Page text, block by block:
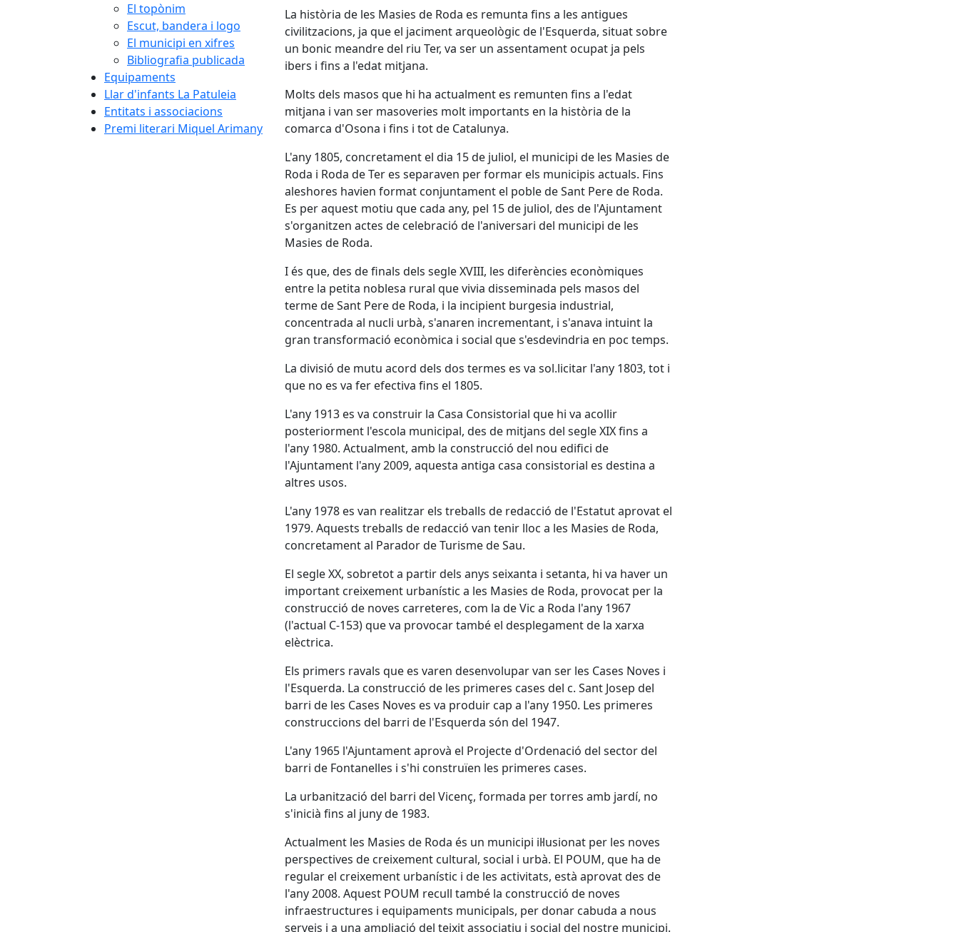
El topònim
Escut, bandera i logo
El municipi en xifres
Bibliografia publicada
Equipaments
Llar d'infants La Patuleia
Entitats i associacions
Premi literari Miquel Arimany
La història de les Masies de Roda es remunta fins a les antigues
civilitzacions, ja que el jaciment arqueològic de l'Esquerda, situat sobre
un bonic meandre del riu Ter, va ser un assentament ocupat ja pels
ibers i fins a l'edat mitjana.
Molts dels masos que hi ha actualment es remunten fins a l'edat
mitjana i van ser masoveries molt importants en la història de la
comarca d'Osona i fins i tot de Catalunya.
L'any 1805, concretament el dia 15 de juliol, el municipi de les Masies de
Roda i Roda de Ter es separaven per formar els municipis actuals. Fins
aleshores havien format conjuntament el poble de Sant Pere de Roda.
Es per aquest motiu que cada any, pel 15 de juliol, des de l'Ajuntament
s'organitzen actes de celebració de l'aniversari del municipi de les
Masies de Roda.
I és que, des de finals dels segle XVIII, les diferències econòmiques
entre la petita noblesa rural que vivia disseminada pels masos del
terme de Sant Pere de Roda, i la incipient burgesia industrial,
concentrada al nucli urbà, s'anaren incrementant, i s'anava intuint la
gran transformació econòmica i social que s'esdevindria en poc temps.
La divisió de mutu acord dels dos termes es va sol.licitar l'any 1803, tot i
que no es va fer efectiva fins el 1805.
L'any 1913 es va construir la Casa Consistorial que hi va acollir
posteriorment l'escola municipal, des de mitjans del segle XIX fins a
l'any 1980. Actualment, amb la construcció del nou edifici de
l'Ajuntament l'any 2009, aquesta antiga casa consistorial es destina a
altres usos.
L'any 1978 es van realitzar els treballs de redacció de l'Estatut aprovat el
1979. Aquests treballs de redacció van tenir lloc a les Masies de Roda,
concretament al Parador de Turisme de Sau.
El segle XX, sobretot a partir dels anys seixanta i setanta, hi va haver un
important creixement urbanístic a les Masies de Roda, provocat per la
construcció de noves carreteres, com la de Vic a Roda l'any 1967
(l'actual C-153) que va provocar també el desplegament de la xarxa
elèctrica.
Els primers ravals que es varen desenvolupar van ser les Cases Noves i
l'Esquerda. La construcció de les primeres cases del c. Sant Josep del
barri de les Cases Noves es va produir cap a l'any 1950. Les primeres
construccions del barri de l'Esquerda són del 1947.
L'any 1965 l'Ajuntament aprovà el Projecte d'Ordenació del sector del
barri de Fontanelles i s'hi construïen les primeres cases.
La urbanització del barri del Vicenç, formada per torres amb jardí, no
s'inicià fins al juny de 1983.
Actualment les Masies de Roda és un municipi il·lusionat per les noves
perspectives de creixement cultural, social i urbà. El POUM, que ha de
regular el creixement urbanístic i de les activitats, està aprovat des de
l'any 2008. Aquest POUM recull també la construcció de noves
infraestructures i equipaments municipals, per donar cabuda a nous
serveis i a una ampliació del teixit associatiu i social del nostre municipi.